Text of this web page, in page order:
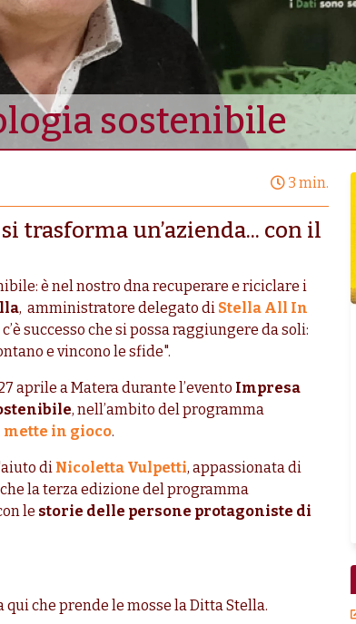
sostenibile
3 min.
trasforma un’azienda... con il
è nel nostro dna recuperare e riciclare i
, amministratore delegato di Stella All In
successo che si possa raggiungere da soli:
e vincono le sfide".
aprile a Matera durante l’evento Impresa
, nell’ambito del programma
mette in gioco.
di Nicoletta Vulpetti, appassionata di
la terza edizione del programma
le storie delle persone protagoniste di
che prende le mosse la Ditta Stella.